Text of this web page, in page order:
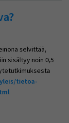
selvittää,
sisältyy noin 0,5
tietoa-